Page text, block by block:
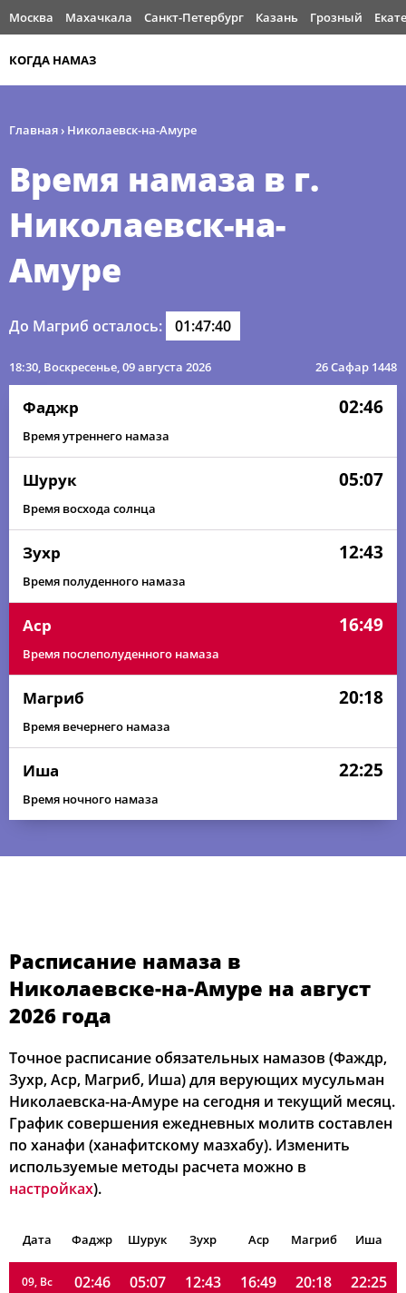
Москва Махачкала Санкт-Петербург Казань Грозный
КОГДА НАМАЗ
Главная› Николаевск-на-Амуре
Время намаза в г.
Николаевск-на-
Амуре
До Магриб осталось: 01:47:40
18:30, Воскресенье, 09 августа 2026 26 Сафар 1448
Фаджр 02:46
Время утреннего намаза
Шурук 05:07
Время восхода солнца
Зухр 12:43
Время полуденного намаза
Аср 16:49
Время послеполуденного намаза
Магриб 20:18
Время вечернего намаза
Иша 22:25
Время ночного намаза
Расписание намаза в
Николаевске-на-Амуре на август
2026 года
Точное расписание обязательных намазов (Фаждр,
Зухр, Аср, Магриб, Иша) для верующих мусульман
Николаевска-на-Амуре на сегодня и текущий месяц.
График совершения ежедневных молитв составлен
по ханафи (ханафитскому мазхабу). Изменить
используемые методы расчета можно в
настройках).
Дата Фаджр Шурук Зухр Аср Магриб Иша
01, Сб 02:40 04:54 12:43
02, Вс 02:41 04:55 12:43 16:55 20:31 22:37
04, Вт 02:42 04:58 12:43 16:53 20:27 22:35
05, Ср 02:43 05:00 12:43 16:52 20:25 22:34
02:44 05:02 12:43 16:52 20:23
07, Пт 02:44
08, Сб 02:45 05:05 12:43 16:50 20:20 22:29
09, Вс 02:46 05:07 12:43 16:49 20:18 22:25